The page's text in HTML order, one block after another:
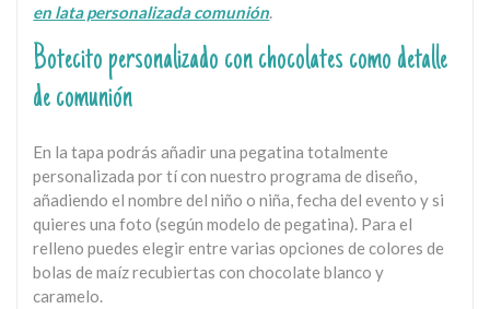
en lata personalizada comunión.
Botecito personalizado con chocolates como detalle
de comunión
En la tapa podrás añadir una pegatina totalmente
personalizada por tí con nuestro programa de diseño,
añadiendo el nombre del niño o niña, fecha del evento y si
quieres una foto (según modelo de pegatina). Para el
relleno puedes elegir entre varias opciones de colores de
bolas de maíz recubiertas con chocolate blanco y
caramelo.